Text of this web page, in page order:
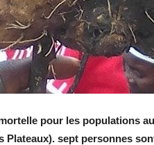
pour les populations
Plateaux). sept personnes